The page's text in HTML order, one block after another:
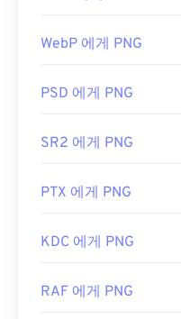
어에서 열립니다.
있는 경우PNG-JPG
GIMP 나 Adobe
PNG 파일을 열고 편
에 추가할 때는 주의해
효과를 적용할 수 있
개발자: PNG 개발 그룹
WebP 에게 PNG
PSD 에게 PNG
SR2 에게 PNG
PTX 에게 PNG
KDC 에게 PNG
RAF 에게 PNG